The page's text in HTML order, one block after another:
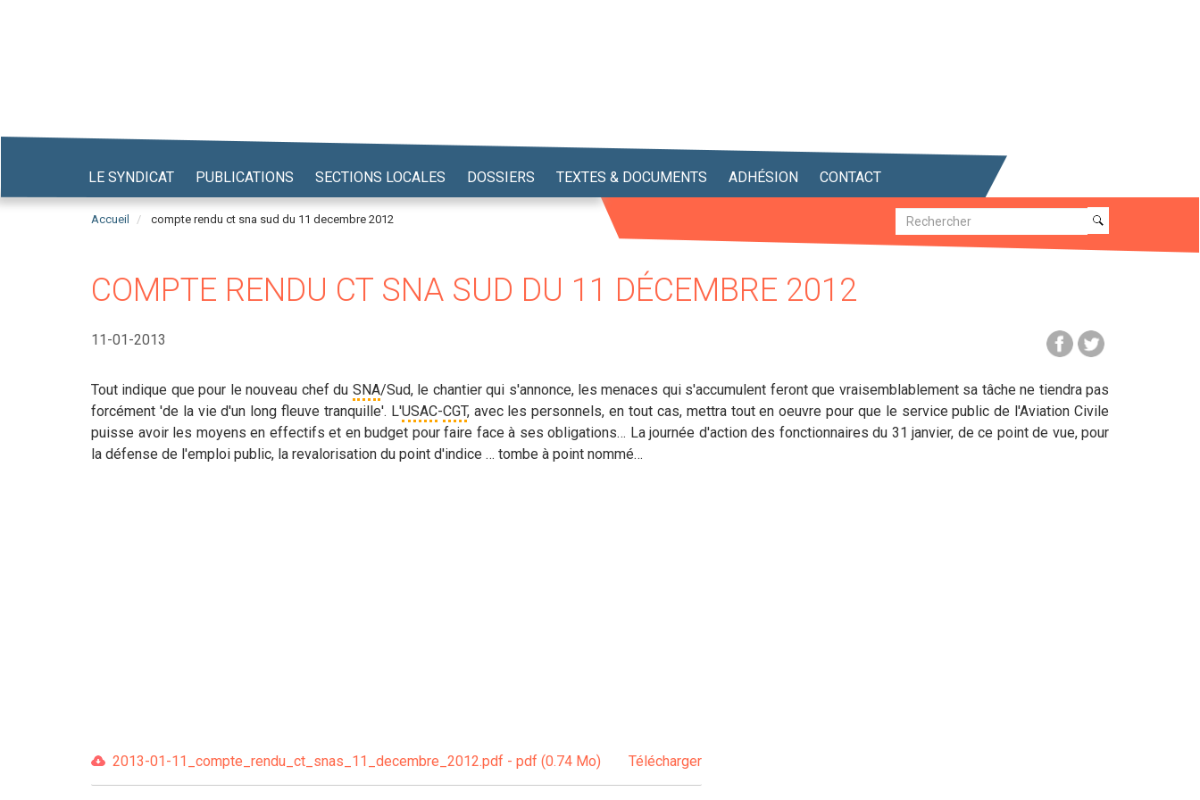
LE SYNDICAT PUBLICATIONS SECTIONS LOCALES DOSSIERS TEXTES & DOCUMENTS ADHÉSION CONTACT
Accueil compte rendu ct sna sud du 11 decembre 2012 Recherche
Recherche
COMPTE RENDU CT SNA SUD DU 11 DÉCEMBRE 2012
11-01-2013
Tout indique que pour le nouveau chef du SNA/Sud, le chantier qui s'annonce, les menaces qui s'accumulent feront que vraisemblablement sa tâche ne tiendra pas
forcément 'de la vie d'un long fleuve tranquille'. L'USAC-CGT, avec les personnels, en tout cas, mettra tout en oeuvre pour que le service public de l'Aviation Civile
puisse avoir les moyens en effectifs et en budget pour faire face à ses obligations… La journée d'action des fonctionnaires du 31 janvier, de ce point de vue, pour
la défense de l'emploi public, la revalorisation du point d'indice … tombe à point nommé…
2013-01-11_compte_rendu_ct_snas_11_decembre_2012.pdf - pdf (0.74 Mo) Télécharger